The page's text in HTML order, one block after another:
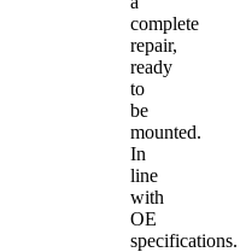
complete
repair,
ready
to
be
mounted.
In
line
with
OE
specifications.